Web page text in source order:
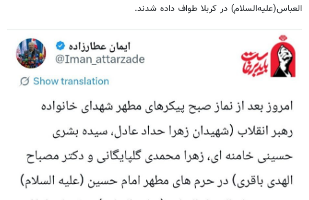
العباس(علیه‌السلام) در کربلا طواف داده شدند.